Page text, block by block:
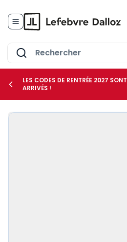
le sous-menu Vos métiers
LES CODES DE RENTRÉE 2027 SONT
ARRIVÉS !